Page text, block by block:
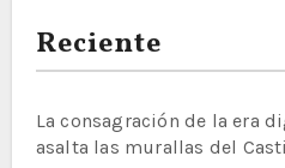
Reciente
La consagración de la era
asalta las murallas del